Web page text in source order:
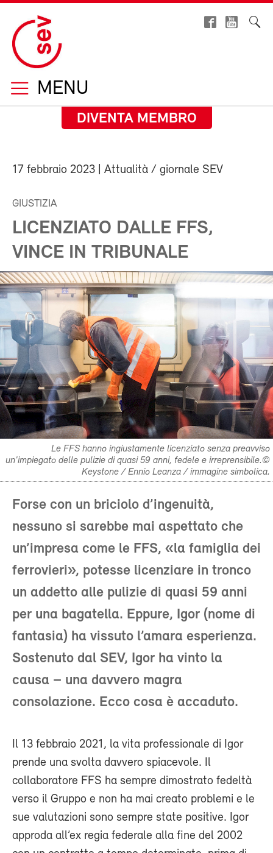
MENU
DIVENTA MEMBRO
17 febbraio 2023 | Attualità / giornale SEV
GIUSTIZIA
LICENZIATO DALLE FFS,
VINCE IN TRIBUNALE
Le FFS hanno ingiustamente licenziato senza preavviso
un'impiegato delle pulizie di quasi 59 anni, fedele e irreprensibile.©
Keystone / Ennio Leanza / immagine simbolica.
Forse con un briciolo d’ingenuità,
nessuno si sarebbe mai aspettato che
un’impresa come le FFS, «la famiglia dei
ferrovieri», potesse licenziare in tronco
un addetto alle pulizie di quasi 59 anni
per una bagatella. Eppure, Igor (nome di
fantasia) ha vissuto l’amara esperienza.
Sostenuto dal SEV, Igor ha vinto la
causa – una davvero magra
consolazione. Ecco cosa è accaduto.
Il 13 febbraio 2021, la vita professionale di Igor
prende una svolta davvero spiacevole. Il
collaboratore FFS ha sempre dimostrato fedeltà
verso il Gruppo e non ha mai creato problemi e le
sue valutazioni sono sempre state positive. Igor
approda all’ex regia federale alla fine del 2002